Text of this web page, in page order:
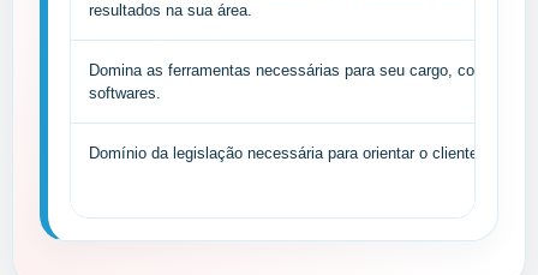
resultados na sua área.
Domina as ferramentas necessárias para seu cargo, como
softwares.
Domínio da legislação necessária para orientar o cliente interno